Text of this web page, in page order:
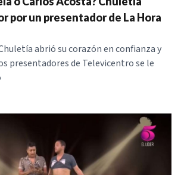
por un presentador de La Hora
abrió su corazón en confianza y
presentadores de Televicentro se le